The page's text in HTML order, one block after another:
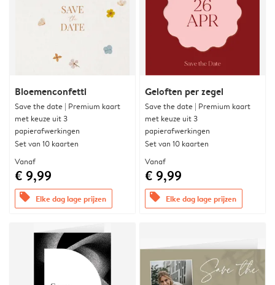
Bloemenconfetti
Save the date | Premium kaart
met keuze uit 3
papierafwerkingen
Set van 10 kaarten
Vanaf
€ 9,99
offers Elke dag lage prijzen
Geloften per zegel
Save the date | Premium kaart
met keuze uit 3
papierafwerkingen
Set van 10 kaarten
Vanaf
€ 9,99
offers Elke dag lage prijzen